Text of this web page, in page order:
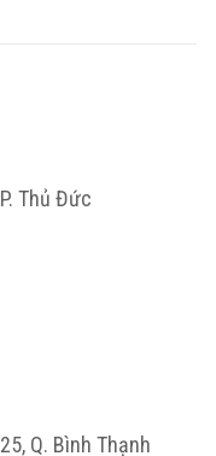
Thủ Đức
Q. Bình Thạnh